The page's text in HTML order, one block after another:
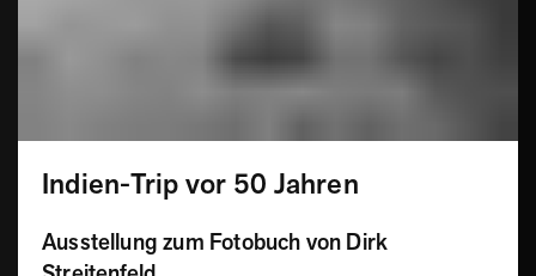
Indien-Trip vor 50 Jahren
Ausstellung zum Fotobuch von Dirk